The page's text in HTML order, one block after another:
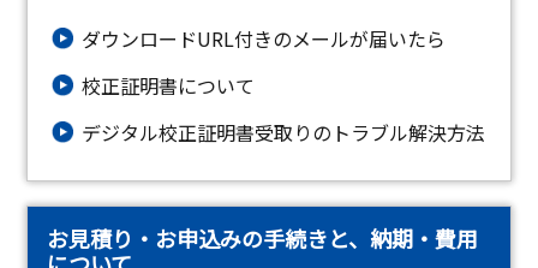
ダウンロードURL付きのメールが届いたら
校正証明書について
デジタル校正証明書受取りのトラブル解決方法
お見積り・お申込みの手続きと、納期・費用